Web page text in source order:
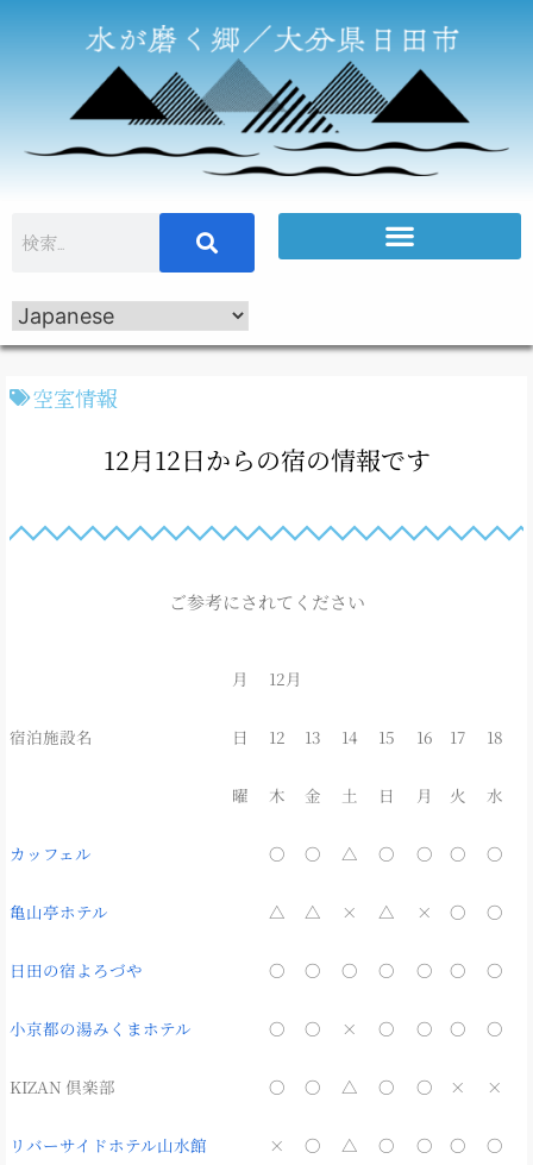
空室情報
12月12日からの宿の情報です
ご参考にされてください
宿泊施設名
月 12月
日 12 13 14 15 16 17 18
曜 木 金 土 日 月 火 水
カッフェル 〇 〇 △ 〇 〇 〇 〇
亀山亭ホテル △ △ × △ × 〇 〇
日田の宿よろづや 〇 〇 〇 〇 〇 〇 〇
小京都の湯みくまホテル 〇 〇 × 〇 〇 〇 〇
KIZAN 倶楽部 〇 〇 △ 〇 〇 × ×
リバーサイドホテル山水館 × 〇 △ 〇 〇 〇 〇